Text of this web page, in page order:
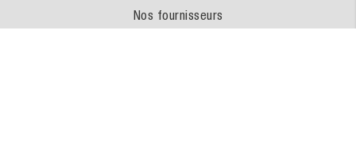
Nos fournisseurs